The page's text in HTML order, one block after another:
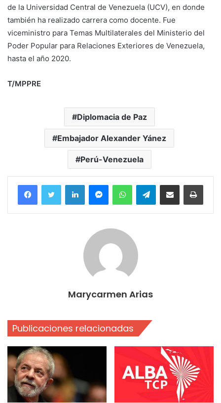
de la Universidad Central de Venezuela (UCV), en donde
también ha realizado carrera como docente. Fue
viceministro para Temas Multilaterales del Ministerio del
Poder Popular para Relaciones Exteriores de Venezuela,
hasta el año 2020.
T/MPPRE
Diplomacia de Paz
Embajador Alexander Yánez
Perú-Venezuela
FacebookTwitter LinkedInMessengerWhatsAppTelegramCompartir por correo electrónico
Marycarmen Arias
Publicaciones relacionadas